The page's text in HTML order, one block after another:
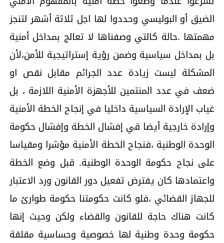
الضيق أو البوليسي وحددوا لها اجل ثلاثة أشهر لتنجز
مهمتها .حالة كالتي وصفناها لا تعالج بمداخل أمنية
بل بمداخل سياسية وضمن رؤية إستراتيجية للأمن،لأن
المشكلة ليست زيادة عدد الجرائم مقابل نقص او
ضعف في عدد المنتمين للأجهزة الأمنية اللازمة ، بل
غياب الإرادة السياسية داخليا في إنجاح الخطة الأمنية
وإرادة خارجية أيضا قي إفشال الخطة وإفشال حكومة
الوحدة الوطنية ،فنجاح الخطة الأمنية مؤشرا ومقياسا
على نجاح حكومة الوحدة الوطنية. قبل وضع الخطة
واعتمادها كان يفترض تفعيل دور القانون ورد الاعتبار
للجهاز القضائي ،فلو كانت حكومتنا حكومة طوارئ ما
كانت هناك حاجة للقانون والقضاء ولكن وحيث إنها
حكومة وحدة وطنية لها خصوصية وحساسية مقلقة